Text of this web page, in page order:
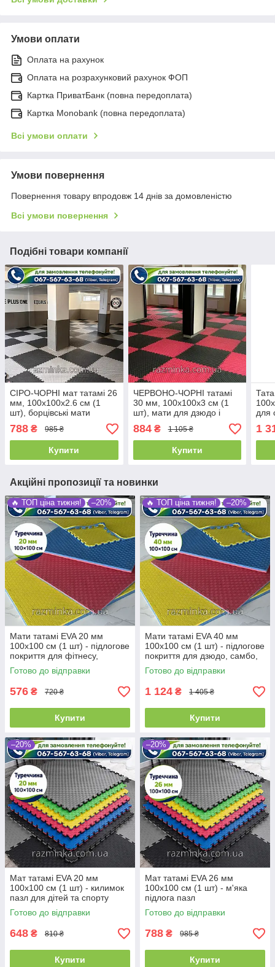
Умови оплати
Оплата на рахунок
Оплата на розрахунковий рахунок ФОП
Картка ПриватБанк (повна передоплата)
Картка Monobank (повна передоплата)
Всі умови оплати
Умови повернення
Повернення товару впродовж 14 днів за домовленістю
Всі умови повернення
Подібні товари компанії
СІРО-ЧОРНІ мат татамі 26
мм, 100х100х2.6 см (1
шт), борцівські мати
788 ₴ 985 ₴
Купити
ЧЕРВОНО-ЧОРНІ татамі
30 мм, 100х100х3 см (1
шт), мати для дзюдо і
карате
884₴ 1 105 ₴
Купити
для
1
Акційні пропозиції та новинки
🔥 ТОП ціна тижня! –20%
Мати татамі EVA 20 мм
100х100 см (1 шт) - підлогове
покриття для фітнесу,
гімнастики та єдиноборств
Готово до відправки
576 ₴ 720 ₴
Купити
🔥 ТОП ціна тижня! –20%
Мати татамі EVA 40 мм
100х100 см (1 шт) - підлогове
покриття для дзюдо, самбо,
боротьби
Готово до відправки
1 124 ₴ 1 405 ₴
Купити
–20%
Мат татамі EVA 20 мм
100х100 см (1 шт) - килимок
пазл для дітей та спорту
Готово до відправки
648 ₴ 810 ₴
Купити
–20%
Мат татамі EVA 26 мм
100х100 см (1 шт) - м'яка
підлога пазл
Готово до відправки
788 ₴ 985 ₴
Купити